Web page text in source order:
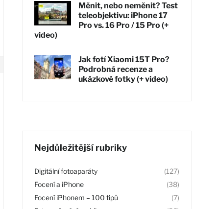
Měnit, nebo neměnit? Test
teleobjektivu: iPhone 17
Pro vs. 16 Pro / 15 Pro (+
video)
Jak fotí Xiaomi 15T Pro?
Podrobná recenze a
ukázkové fotky (+ video)
Nejdůležitější rubriky
Digitální fotoaparáty
(127)
Focení a iPhone
(38)
Focení iPhonem – 100 tipů
(7)